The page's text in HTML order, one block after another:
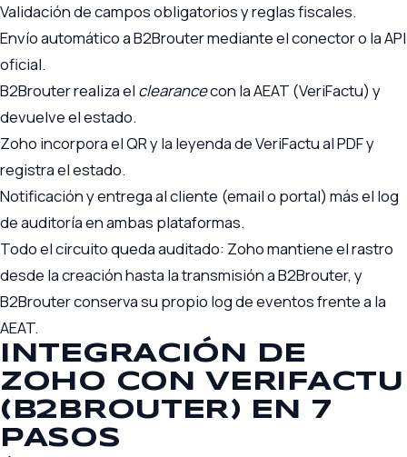
Validación de campos obligatorios y reglas fiscales.
Envío automático a B2Brouter mediante el conector o la API
oficial.
B2Brouter realiza el clearancecon la AEAT (VeriFactu) y
devuelve el estado.
Zoho incorpora el QR y la leyenda de VeriFactu al PDF y
registra el estado.
Notificación y entrega al cliente (email o portal) más el log
de auditoría en ambas plataformas.
Todo el circuito queda auditado: Zoho mantiene el rastro
desde la creación hasta la transmisión a B2Brouter, y
B2Brouter conserva su propio log de eventos frente a la
AEAT.
INTEGRACIÓN DE
ZOHO CON VERIFACTU
(B2BROUTER) EN 7
PASOS